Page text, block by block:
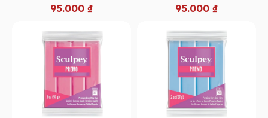
95.000 ₫
95.000 ₫